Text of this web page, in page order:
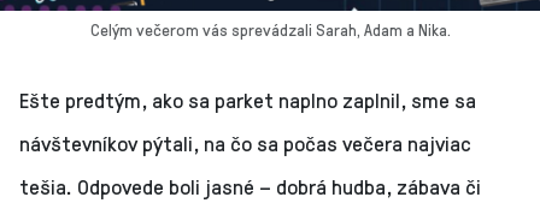
Celým večerom vás sprevádzali Sarah, Adam a Nika.
Ešte predtým, ako sa parket naplno zaplnil, sme sa
návštevníkov pýtali, na čo sa počas večera najviac
tešia. Odpovede boli jasné – dobrá hudba, zábava či